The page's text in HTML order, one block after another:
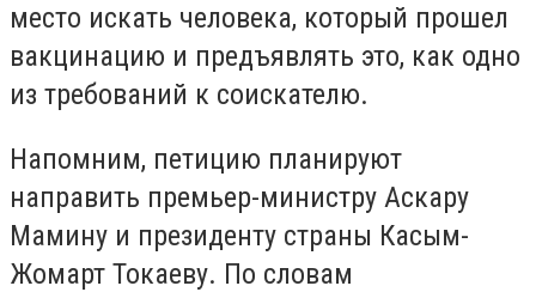
место искать человека, который прошел
вакцинацию и предъявлять это, как одно
из требований к соискателю.
Напомним, петицию планируют
направить премьер-министру Аскару
Мамину и президенту страны Касым-
Жомарт Токаеву. По словам